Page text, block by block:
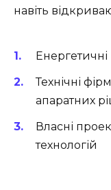
навіть
Енергетичні
Технічні
апаратних
Власні
технологій